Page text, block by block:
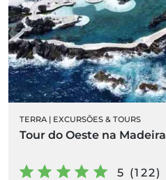
TERRA | EXCURSÕES & TOURS
Tour do Oeste na Madeira
5 (122)